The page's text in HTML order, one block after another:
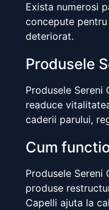
Exista numerosi
concepute
deteriorat.
Produsele
Produsele
readuce
caderii parului,
Cum
Produsele
produse
Capelli ajuta la